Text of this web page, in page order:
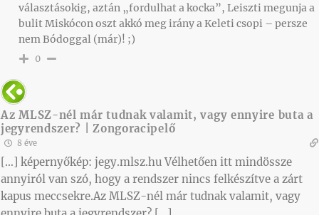
választásokig, aztán „fordulhat a kocka”, Leiszti megunja a
bulit Miskócon oszt akkó meg irány a Keleti csopi – persze
nem Bódoggal (már)! ;)
0
Az MLSZ-nél már tudnak valamit, vagy ennyire buta a
jegyrendszer? | Zongoracipelő
8 éve
[…] képernyőkép: jegy.mlsz.hu Vélhetően itt mindössze
annyiról van szó, hogy a rendszer nincs felkészítve a zárt
kapus meccsekre.Az MLSZ-nél már tudnak valamit, vagy